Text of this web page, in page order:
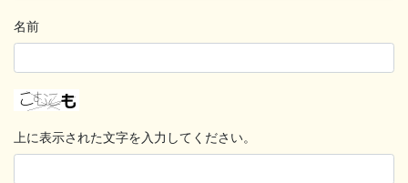
名前
上に表示された文字を入力してください。